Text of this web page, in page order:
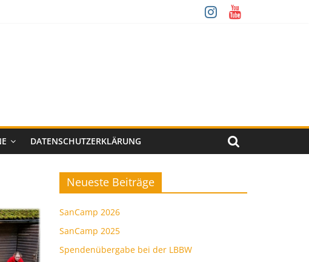
DATENSCHUTZERKLÄRUNG
Neueste Beiträge
SanCamp 2026
SanCamp 2025
Spendenübergabe bei der LBBW